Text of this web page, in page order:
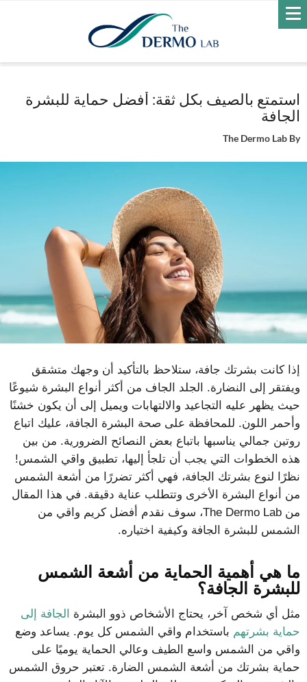
Home الوقاية من الشمس
استمتع بالصيف بكل ثقة:
أفضل حماية للبشرة الجافة
استمتع بالصيف بكل ثقة: أفضل حماية للبشرة
الجافة
By
The Dermo Lab
إذا كانت بشرتك جافة، ستلاحظ بالتأكيد أن وجهك متشقق
ويفتقر إلى النضارة. الجلد الجاف من أكثر أنواع البشرة شيوعًا
حيث يظهر عليه التجاعيد والالتهابات ويميل إلى أن يكون خشنًا
وأحمر اللون. للمحافظة على صحة البشرة الجافة، عليك اتباع
روتين جمالي يناسبها باتباع بعض النصائح الضرورية. من بين
هذه الخطوات التي يجب أن تلجأ إليها، تطبيق واقي الشمس!
نظرًا لنوع بشرتك الجافة، فهي أكثر تضررًا من أشعة الشمس
من أنواع البشرة الأخرى وتتطلب عناية دقيقة. في هذا المقال
من The Dermo Lab، سوف نقدم أفضل كريم واقي من
الشمس للبشرة الجافة وكيفية اختياره.
ما هي أهمية الحماية من أشعة الشمس
للبشرة الجافة؟
مثل أي شخص آخر، يحتاج الأشخاص ذوو البشرة
الجافة إلى
حماية بشرتهم باستخدام واقي الشمس كل يوم. يساعد وضع
واقي من الشمس واسع الطيف وعالي الحماية يوميًا على
حماية بشرتك من أشعة الشمس الضارة. تعتبر حروق الشمس